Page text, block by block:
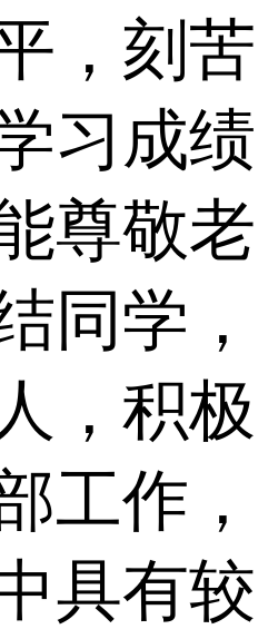
，刻苦
习成绩
尊敬老
同学，
，积极
工作，
具有较